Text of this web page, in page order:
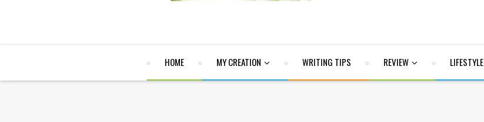
HOME MY CREATION WRITING TIPS REVIEW LIFESTYLE